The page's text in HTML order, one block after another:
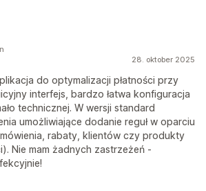
28. oktober 2025
do optymalizacji płatności przy
interfejs, bardzo łatwa konfiguracja
technicznej. W wersji standard
umożliwiające dodanie reguł w oparciu
rabaty, klientów czy produkty
Nie mam żadnych zastrzeżeń -